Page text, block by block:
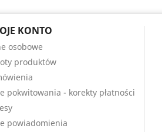
KONTO
osobowe
produktów
pokwitowania - korekty płatności
powiadomienia